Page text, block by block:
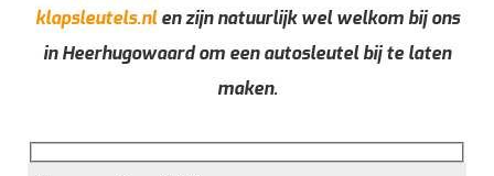
klapsleutels.nlen zijn natuurlijk wel welkom bij ons
in Heerhugowaard om een autosleutel bij te laten
maken.